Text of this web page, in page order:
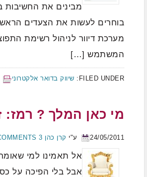
מבינים את החשיבות
בוחרים לעשות את הצעדים
מערכת דיוור לניהול רשימת
המשתמש […]
FILED UNDER: שיווק בדואר אלקטרוני
מי כאן המלך ? רמז:
24/05/2011 ע"י קרן כהן 3 COMMENTS
אל תאמינו למי
אבל בלי הפיכה על